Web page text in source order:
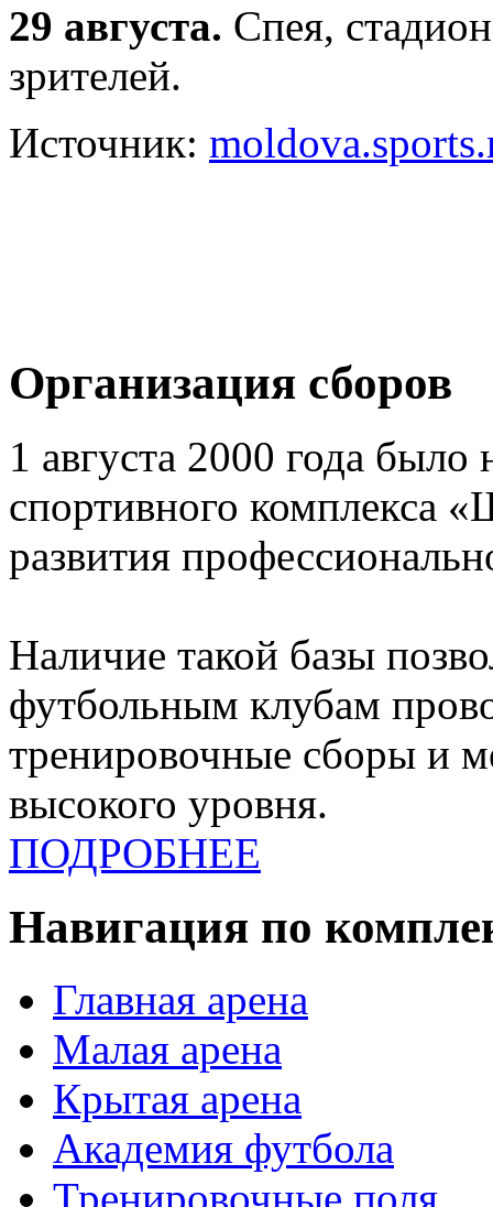
29 августа. Спея,
зрителей.
Источник:
Организация сборов
1 августа 2000 года было
спортивного комплекса
развития
Наличие такой базы
футбольным клубам
тренировочные сборы и
высокого уровня.
ПОДРОБНЕЕ
Навигация по
Главная арена
Малая арена
Крытая арена
Академия футбола